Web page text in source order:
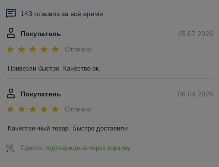
143 отзывов за всё время
15.07.2026
Покупатель
Отлично
Привезли быстро. Качество ок.
06.04.2026
Покупатель
Отлично
Качественный товар. Быстро доставили.
Сделка подтверждена через корзину